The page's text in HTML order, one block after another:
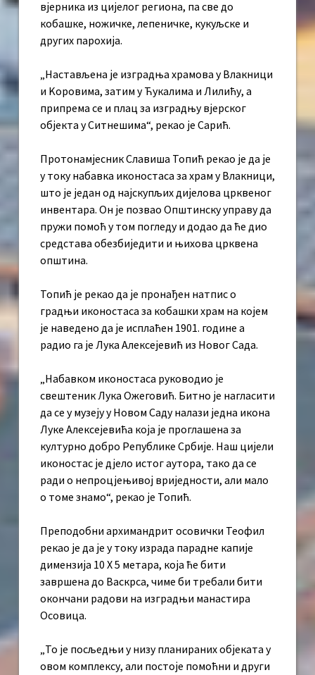
вјерника из цијелог региона, па све до
кобашке, ножичке, лепеничке, кукуљске и
других парохија.
„Настављена је изградња храмова у Влакници
и Kоровима, затим у Ћукалима и Лилићу, а
припрема се и плац за изградњу вјерског
објекта у Ситнешима“, рекао је Сарић.
Протонамјесник Славиша Топић рекао је да је
у току набавка иконостаса за храм у Влакници,
што је један од најскупљих дијелова црквеног
инвентара. Он је позвао Општинску управу да
пружи помоћ у том погледу и додао да ће дио
средстава обезбиједити и њихова црквена
општина.
Топић је рекао да је пронађен натпис о
градњи иконостаса за кобашки храм на којем
је наведено да је исплаћен 1901. године а
радио га је Лука Алексејевић из Новог Сада.
„Набавком иконостаса руководио је
свештеник Лука Ожеговић. Битно је нагласити
да се у музеју у Новом Саду налази једна икона
Луке Алексејевића која је проглашена за
културно добро Републике Србије. Наш цијели
иконостас је дјело истог аутора, тако да се
ради о непроцјењивој вриједности, али мало
о томе знамо“, рекао је Топић.
Преподобни архимандрит осовички Теофил
рекао је да је у току израда парадне капије
димензија 10 X 5 метара, која ће бити
завршена до Васкрса, чиме би требали бити
окончани радови на изградњи манастира
Осовица.
„То је посљедњи у низу планираних објеката у
овом комплексу, али постоје помоћни и други